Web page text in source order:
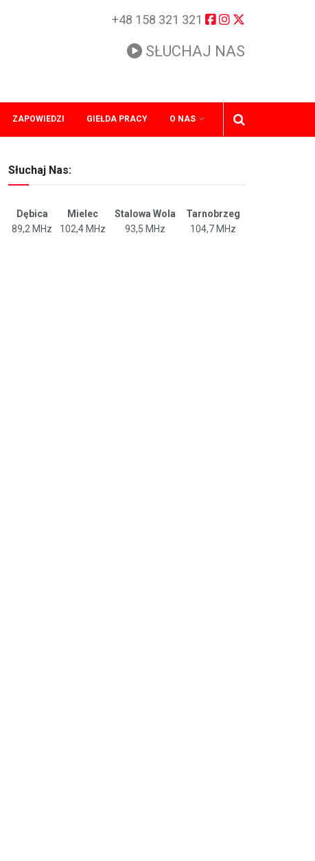
+48 158 321 321
SŁUCHAJ NAS
ZAPOWIEDZI GIEŁDA PRACY O NAS
Słuchaj Nas:
Dębica Mielec Stalowa Wola
Tarnobrzeg
89,2 MHz
102,4 MHz 93,5 MHz 104,7 MHz